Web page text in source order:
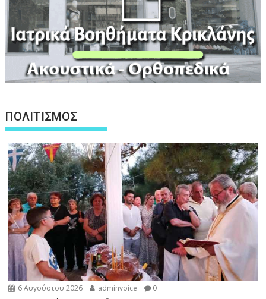
ΠΟΛΙΤΙΣΜΟΣ
6 Αυγούστου 2026 adminvoice 0